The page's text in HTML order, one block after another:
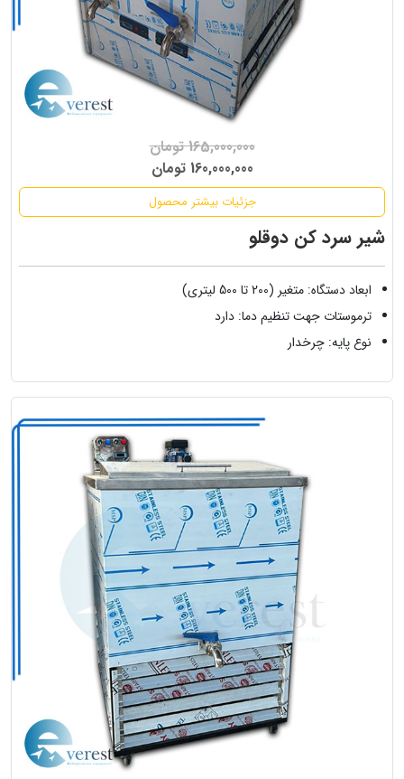
165,000,000 تومان
160,000,000 تومان
جزئیات بیشتر محصول
شیر سرد کن دوقلو
ابعاد دستگاه: متغیر (200 تا 500 لیتری)
ترموستات جهت تنظیم دما: دارد
نوع پایه: چرخدار